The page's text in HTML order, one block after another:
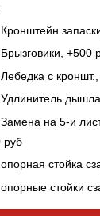
Кронштейн
Брызговики, +500
Лебедка с
Удлинитель
Замена на 5-и
руб
опорная стойка
опорные стойки